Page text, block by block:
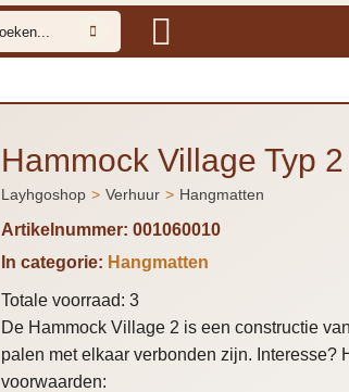
Hammock Village Typ
Je bent hier:
Layhgoshop Verhuur Hangmatten
Artikelnummer:001060010
In categorie: Hangmatten
Totale voorraad: 3
De Hammock Village 2 is een constructie
palen met elkaar verbonden zijn. Interesse?
voorwaarden: